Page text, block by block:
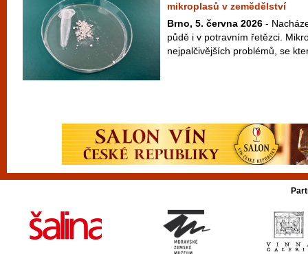
mikroplasů v zemědělství
Brno, 5. června 2026 -
půdě i v potravním řetězci.
nejpalčivějších problémů, se